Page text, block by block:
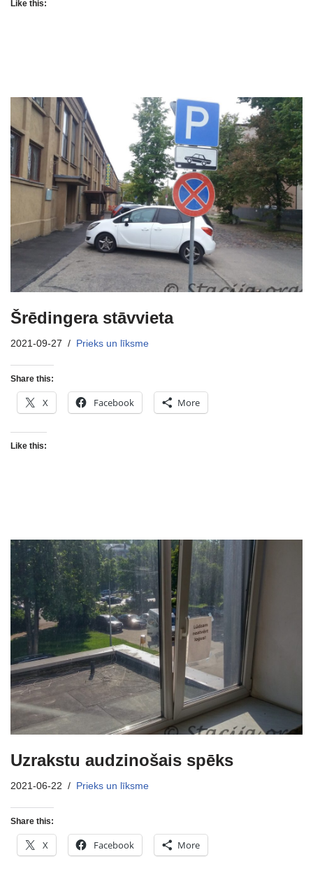
Like this:
Šrēdingera stāvvieta
2021-09-27 Prieks un līksme
Share this:
X Facebook More
Like this:
Uzrakstu audzinošais spēks
2021-06-22 Prieks un līksme
Share this:
X Facebook More